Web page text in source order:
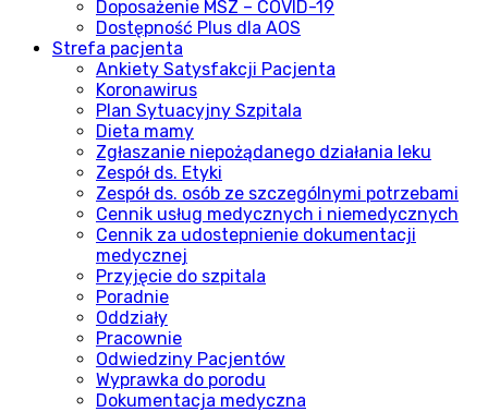
Doposażenie MSZ – COVID-19
Dostępność Plus dla AOS
Strefa pacjenta
Ankiety Satysfakcji Pacjenta
Koronawirus
Plan Sytuacyjny Szpitala
Dieta mamy
Zgłaszanie niepożądanego działania leku
Zespół ds. Etyki
Zespół ds. osób ze szczególnymi potrzebami
Cennik usług medycznych i niemedycznych
Cennik za udostepnienie dokumentacji
medycznej
Przyjęcie do szpitala
Poradnie
Oddziały
Pracownie
Odwiedziny Pacjentów
Wyprawka do porodu
Dokumentacja medyczna